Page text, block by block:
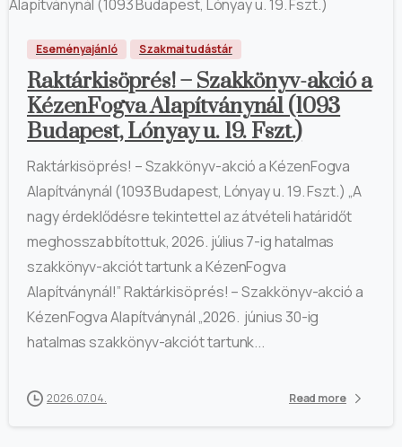
Eseményajánló Szakmai tudástár
Raktárkisöprés! – Szakkönyv-akció a
KézenFogva Alapítványnál (1093
Budapest, Lónyay u. 19. Fszt.)
Raktárkisöprés! – Szakkönyv-akció a KézenFogva
Alapítványnál (1093 Budapest, Lónyay u. 19. Fszt.) „A
nagy érdeklődésre tekintettel az átvételi határidőt
meghosszabbítottuk, 2026. július 7-ig hatalmas
szakkönyv-akciót tartunk a KézenFogva
Alapítványnál!” Raktárkisöprés! – Szakkönyv-akció a
KézenFogva Alapítványnál „2026. június 30-ig
hatalmas szakkönyv-akciót tartunk...
2026.07.04. Read more